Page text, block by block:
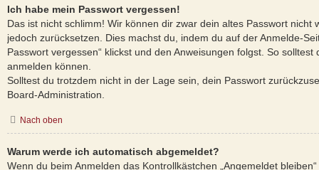
Ich habe mein Passwort vergessen!
Das ist nicht schlimm! Wir können dir zwar dein altes Passwort nicht
jedoch zurücksetzen. Dies machst du, indem du auf der Anmelde-
Passwort vergessen“ klickst und den Anweisungen folgst. So solltest
anmelden können.
Solltest du trotzdem nicht in der Lage sein, dein Passwort
Board-Administration.
Nach oben
Warum werde ich automatisch abgemeldet?
Wenn du beim Anmelden das Kontrollkästchen „Angemeldet